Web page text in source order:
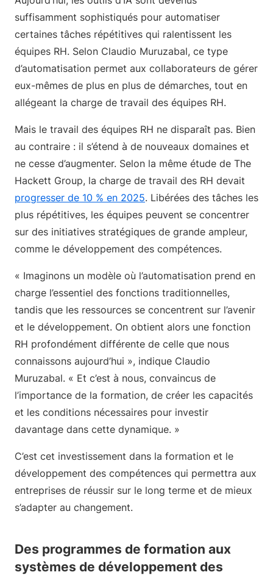
suffisamment sophistiqués pour automatiser
certaines tâches répétitives qui ralentissent les
équipes RH. Selon Claudio Muruzabal, ce type
d’automatisation permet aux collaborateurs de gérer
eux-mêmes de plus en plus de démarches, tout en
allégeant la charge de travail des équipes RH.
Mais le travail des équipes RH ne disparaît pas. Bien
au contraire : il s’étend à de nouveaux domaines et
ne cesse d’augmenter. Selon la même étude de The
Hackett Group, la charge de travail des RH devait
progresser de 10 % en 2025. Libérées des tâches les
plus répétitives, les équipes peuvent se concentrer
sur des initiatives stratégiques de grande ampleur,
comme le développement des compétences.
« Imaginons un modèle où l’automatisation prend en
charge l’essentiel des fonctions traditionnelles,
tandis que les ressources se concentrent sur l’avenir
et le développement. On obtient alors une fonction
RH profondément différente de celle que nous
connaissons aujourd’hui », indique Claudio
Muruzabal. « Et c’est à nous, convaincus de
l’importance de la formation, de créer les capacités
et les conditions nécessaires pour investir
davantage dans cette dynamique. »
C’est cet investissement dans la formation et le
développement des compétences qui permettra aux
entreprises de réussir sur le long terme et de mieux
s’adapter au changement.
Des programmes de formation aux
systèmes de développement des